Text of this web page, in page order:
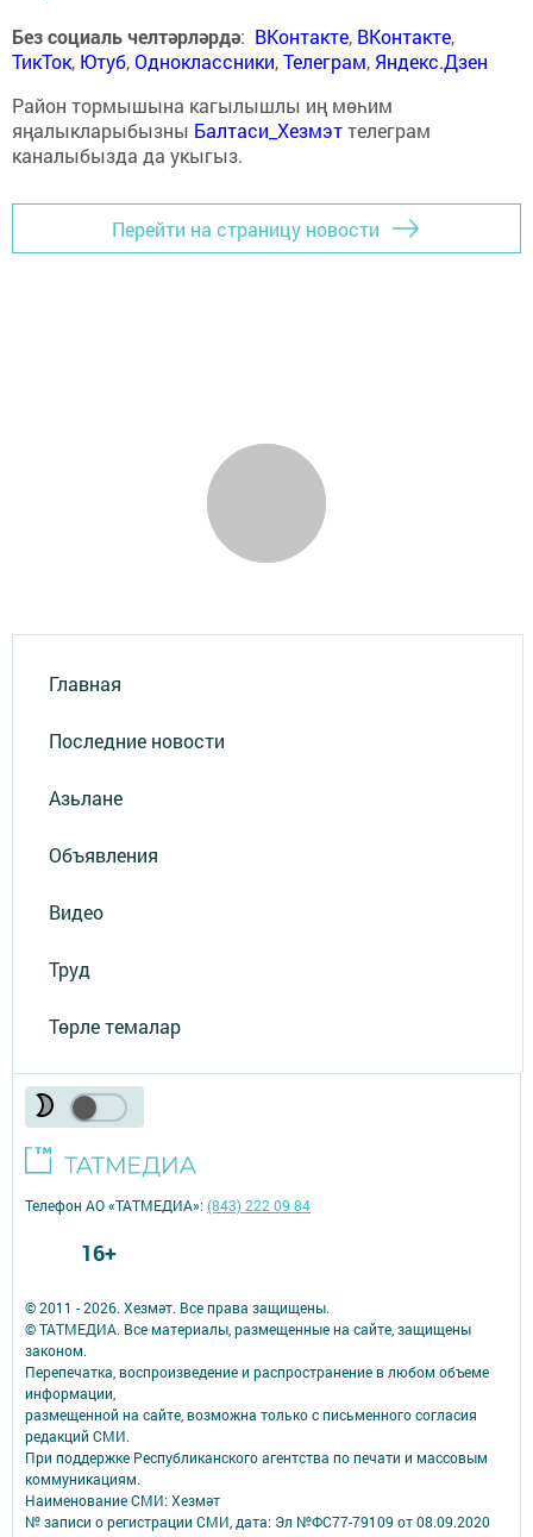
Без социаль челтәрләрдә: ВКонтакте, ВКонтакте,
ТикТок, Ютуб,Одноклассники,Телеграм, Яндекс.Дзен
Район тормышына кагылышлы иң мөһим
яңалыкларыбызны Балтаси_Хезмэттелеграм
каналыбызда да укыгыз.
Перейти на страницу новости
Главная
Последние новости
Азьлане
Объявления
Видео
Труд
Төрле темалар
© 2011 - 2026. Хезмәт. Все права защищены.
© ТАТМЕДИА. Все материалы, размещенные на сайте, защищены
законом.
Перепечатка, воспроизведение и распространение в любом объеме
информации,
размещенной на сайте, возможна только с письменного согласия
редакций СМИ.
При поддержке Республиканского агентства по печати и массовым
коммуникациям.
Наименование СМИ: Хезмәт
№ записи о регистрации СМИ, дата: Эл №ФС77-79109 от 08.09.2020
Телефон АО «ТАТМЕДИА»:(843) 222 09 84
16+